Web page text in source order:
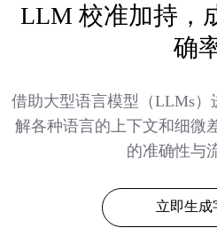
LLM 校准加持，
确
借助大型语言模型（LLMs）
解各种语言的上下文和细微
的准确性与
立即生成